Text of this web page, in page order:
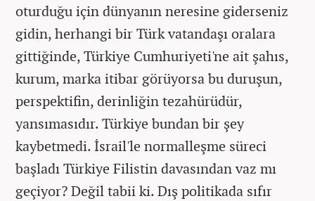
oturduğu için dünyanın neresine giderseniz
gidin, herhangi bir Türk vatandaşı oralara
gittiğinde, Türkiye Cumhuriyeti'ne ait şahıs,
kurum, marka itibar görüyorsa bu duruşun,
perspektifin, derinliğin tezahürüdür,
yansımasıdır. Türkiye bundan bir şey
kaybetmedi. İsrail'le normalleşme süreci
başladı Türkiye Filistin davasından vaz mı
geçiyor? Değil tabii ki. Dış politikada sıfır